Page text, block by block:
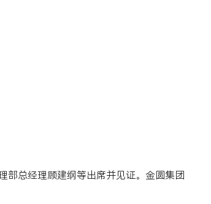
部总经理顾建纲等出席并见证。金圆集团